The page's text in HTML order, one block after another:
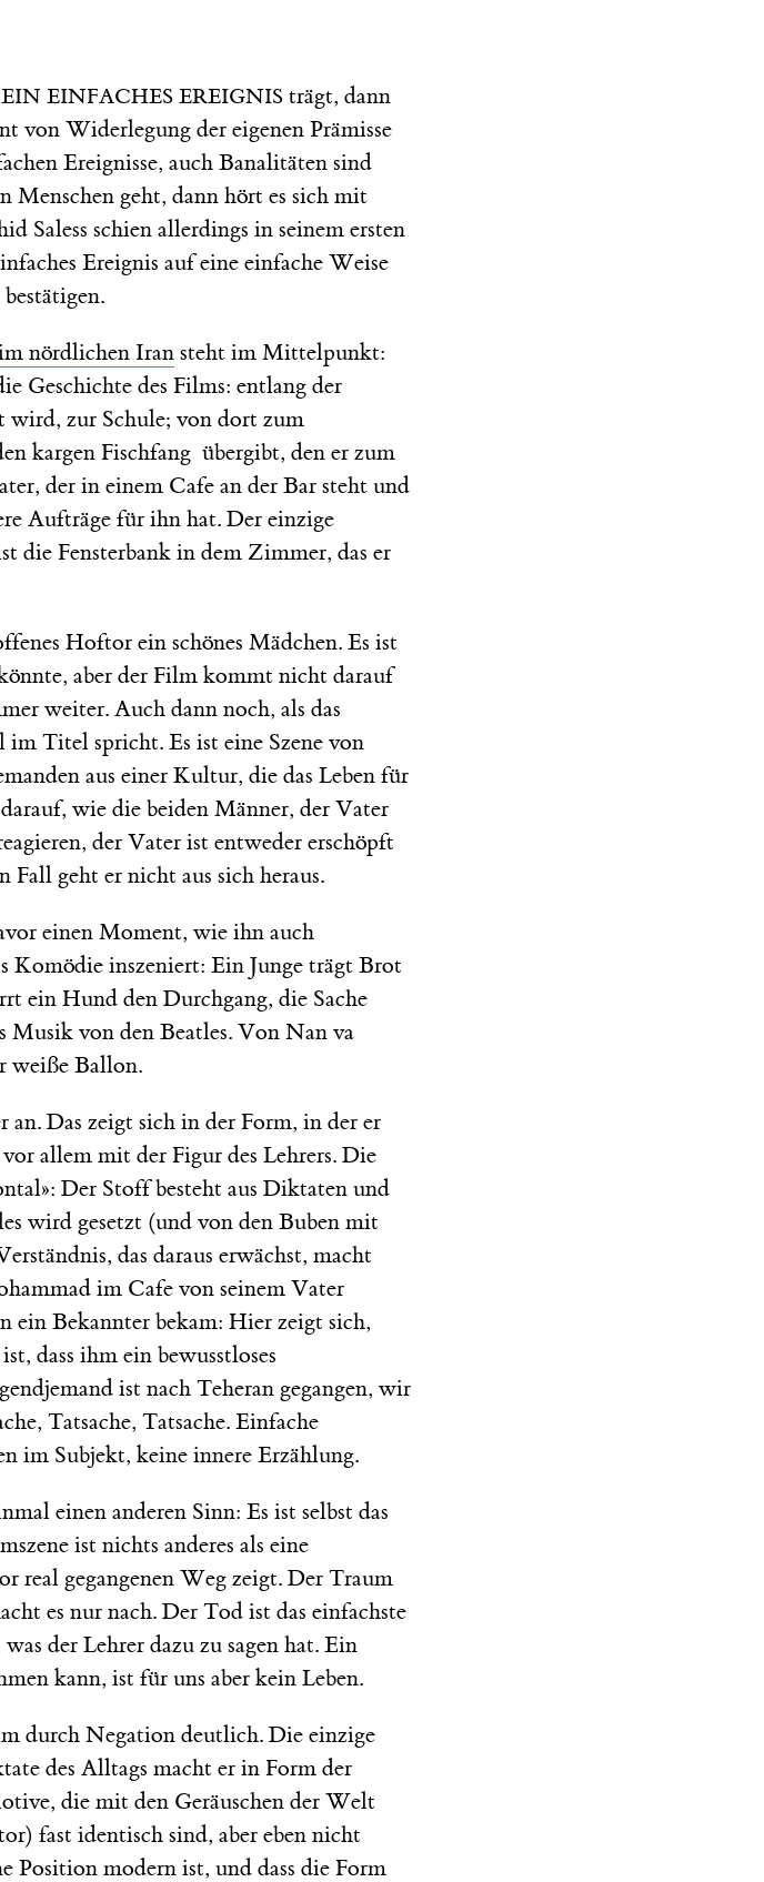
EIN EINFACHES EREIGNIS trägt, dann
von Widerlegung der eigenen Prämisse
Ereignisse, auch Banalitäten sind
Menschen geht, dann hört es sich mit
Saless schien allerdings in seinem ersten
Ereignis auf eine einfache Weise
nördlichen Iran steht im Mittelpunkt:
Geschichte des Films: entlang der
wird, zur Schule; von dort zum
kargen Fischfang übergibt, den er zum
der in einem Cafe an der Bar steht und
Aufträge für ihn hat. Der einzige
die Fensterbank in dem Zimmer, das er
Hoftor ein schönes Mädchen. Es ist
aber der Film kommt nicht darauf
weiter. Auch dann noch, als das
Titel spricht. Es ist eine Szene von
aus einer Kultur, die das Leben für
wie die beiden Männer, der Vater
der Vater ist entweder erschöpft
Fall geht er nicht aus sich heraus.
einen Moment, wie ihn auch
Komödie inszeniert: Ein Junge trägt Brot
ein Hund den Durchgang, die Sache
Musik von den Beatles. Von Nan va
weiße Ballon.
an. Das zeigt sich in der Form, in der er
allem mit der Figur des Lehrers. Die
Der Stoff besteht aus Diktaten und
wird gesetzt (und von den Buben mit
das daraus erwächst, macht
im Cafe von seinem Vater
ein Bekannter bekam: Hier zeigt sich,
dass ihm ein bewusstloses
ist nach Teheran gegangen, wir
Tatsache, Tatsache. Einfache
im Subjekt, keine innere Erzählung.
einen anderen Sinn: Es ist selbst das
ist nichts anderes als eine
real gegangenen Weg zeigt. Der Traum
es nur nach. Der Tod ist das einfachste
der Lehrer dazu zu sagen hat. Ein
kann, ist für uns aber kein Leben.
durch Negation deutlich. Die einzige
des Alltags macht er in Form der
die mit den Geräuschen der Welt
fast identisch sind, aber eben nicht
Position modern ist, und dass die Form